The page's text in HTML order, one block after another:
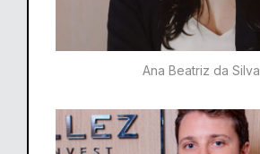
Ana Beatriz da Silva